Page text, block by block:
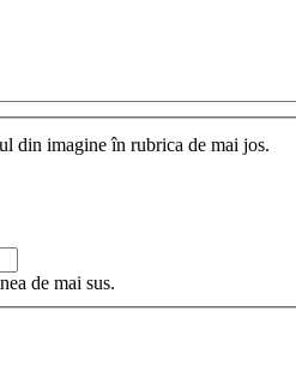
din imagine în rubrica de mai jos.
de mai sus.